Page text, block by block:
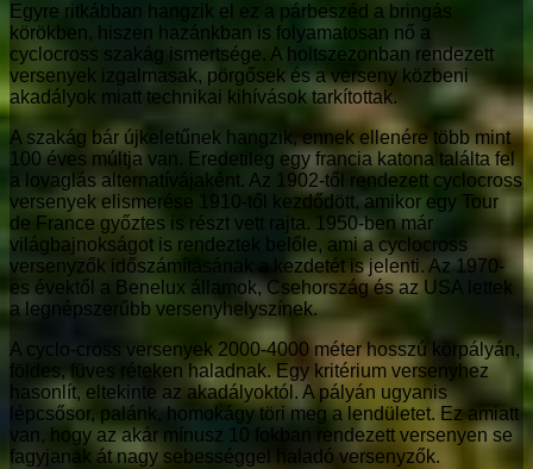
Egyre ritkábban hangzik el ez a párbeszéd a bringás
körökben, hiszen hazánkban is folyamatosan nő a
cyclocross szakág ismertsége. A holtszezonban rendezett
versenyek izgalmasak, pörgősek és a verseny közbeni
akadályok miatt technikai kihívások tarkítottak.
A szakág bár újkeletűnek hangzik, ennek ellenére több mint
100 éves múltja van. Eredetileg egy francia katona találta fel
a lovaglás alternatívájaként. Az 1902-től rendezett cyclocross
versenyek elismerése 1910-től kezdődött, amikor egy Tour
de France győztes is részt vett rajta. 1950-ben már
világbajnokságot is rendeztek belőle, ami a cyclocross
versenyzők időszámításának a kezdetét is jelenti. Az 1970-
es évektől a Benelux államok, Csehország és az USA lettek
a legnépszerűbb versenyhelyszínek.
A cyclo-cross versenyek 2000-4000 méter hosszú körpályán,
földes, füves réteken haladnak. Egy kritérium versenyhez
hasonlít, eltekinte az akadályoktól. A pályán ugyanis
lépcsősor, palánk, homokágy töri meg a lendületet. Ez amiatt
van, hogy az akár mínusz 10 fokban rendezett versenyen se
fagyjanak át nagy sebességgel haladó versenyzők.